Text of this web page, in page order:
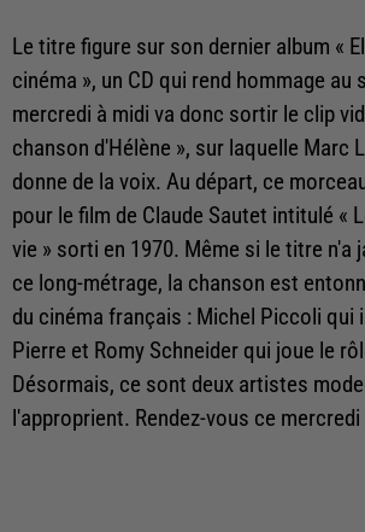
Le titre figure sur son dernier album «
cinéma », un CD qui rend hommage au
mercredi à midi va donc sortir le clip
chanson d'Hélène », sur laquelle Marc
donne de la voix. Au départ, ce
pour le film de Claude Sautet intitulé «
vie » sorti en 1970. Même si le titre n'a
ce long-métrage, la chanson est
du cinéma français : Michel Piccoli qui
Pierre et Romy Schneider qui joue le
Désormais, ce sont deux artistes
l'approprient. Rendez-vous ce mercredi